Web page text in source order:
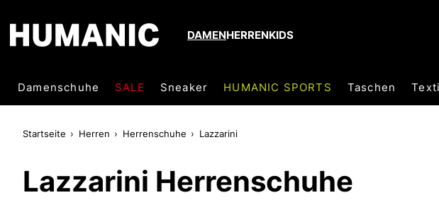
DAMENHERRENKIDS
Damenschuhe SALE Sneaker HUMANIC SPORTS Taschen
Startseite Herren Herrenschuhe Lazzarini
Lazzarini Herrenschuhe